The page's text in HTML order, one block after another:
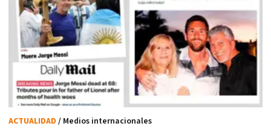
ACTUALIDAD / Medios internacionales